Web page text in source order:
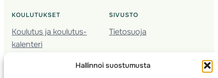
Hallinnoi suostumusta
KOULUTUKSET
Koulutus ja koulutus­
kalenteri
Seura­kehittäminen
SIVUSTO
Tietosuoja